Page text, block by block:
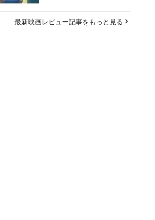
最新映画レビュー記事をもっと見る